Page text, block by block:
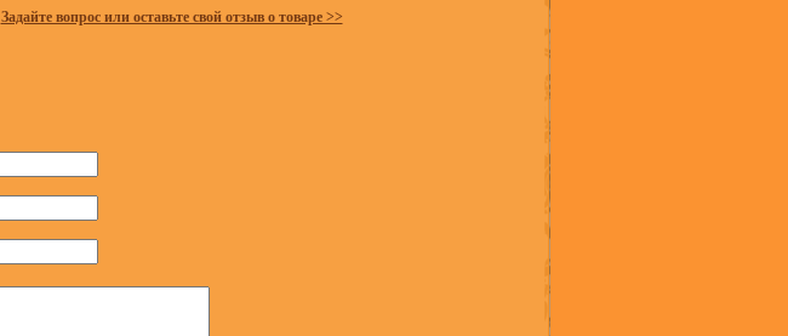
Задайте вопрос или оставьте свой отзыв о товаре >>